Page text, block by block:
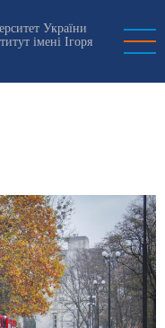
України
імені Ігоря